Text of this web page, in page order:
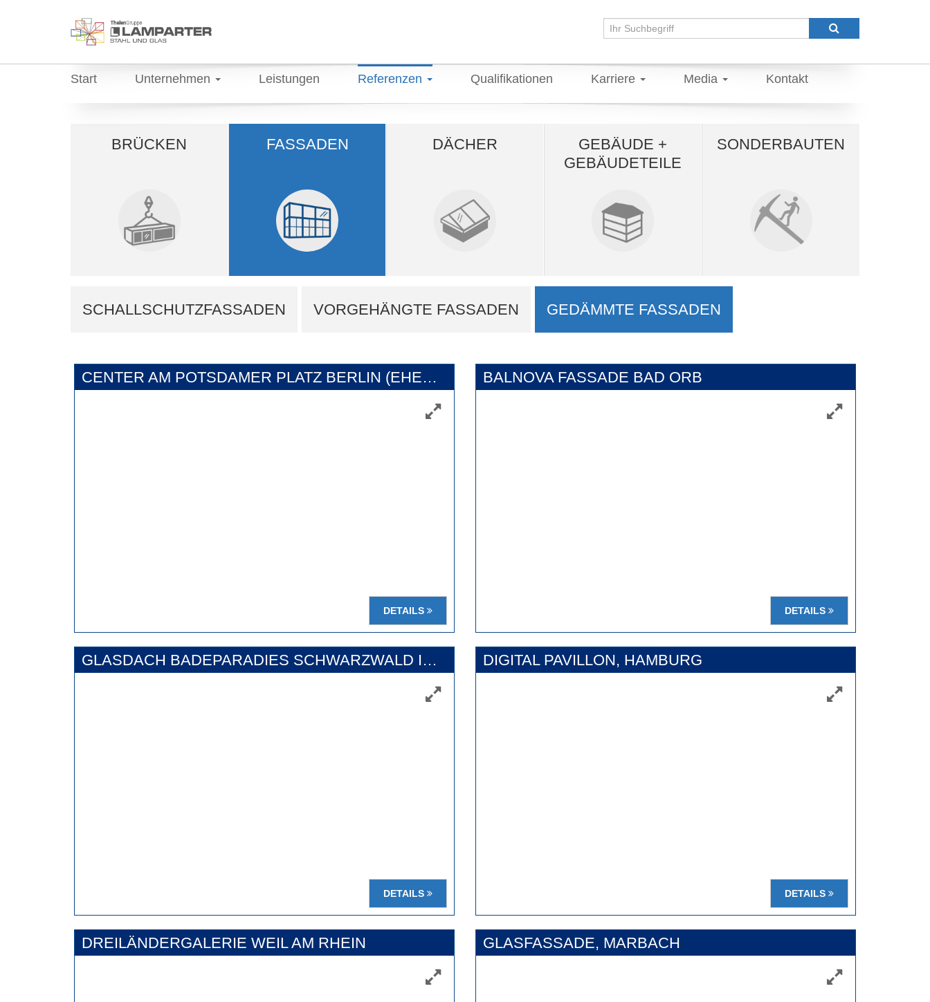
Start Unternehmen Leistungen Referenzen Qualifikationen Karriere Media Kontakt
BRÜCKEN FASSADEN DÄCHER
GEBÄUDE +
GEBÄUDETEILE
SONDER­BAUTEN
SCHALLSCHUTZFASSADEN VORGEHÄNGTE FASSADEN GEDÄMMTE FASSADEN
CENTER AM POTSDAMER PLATZ BERLIN (EHEMALS SONY CENTER)
DETAILS
BALNOVA FASSADE BAD ORB
DETAILS
GLASDACH BADEPARADIES SCHWARZWALD IN TITISEE
DETAILS
DIGITAL PAVILLON, HAMBURG
DETAILS
DREILÄNDERGALERIE WEIL AM RHEIN GLASFASSADE, MARBACH